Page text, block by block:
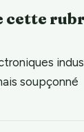
cette
soupçonné